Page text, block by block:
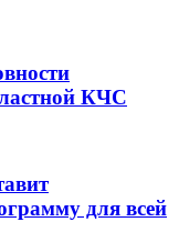
КЧС
для всей